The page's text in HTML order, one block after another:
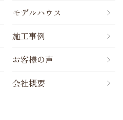
モデルハウス
施工事例
お客様の声
会社概要